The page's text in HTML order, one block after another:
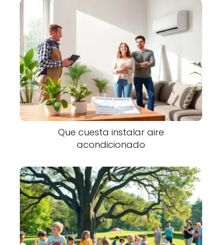
Que cuesta instalar aire
acondicionado